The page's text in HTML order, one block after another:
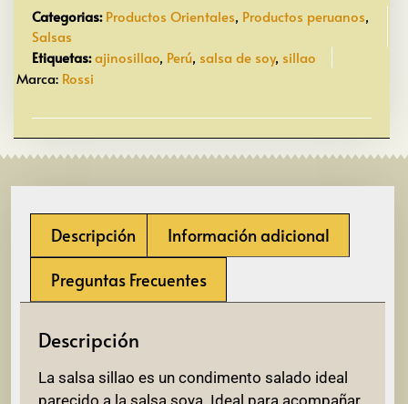
Categorias: Productos Orientales, Productos peruanos,
Salsas
Etiquetas:ajinosillao, Perú, salsa de soy, sillao
Marca: Rossi
Descripción
Información adicional
Preguntas Frecuentes
Descripción
La salsa sillao es un condimento salado ideal